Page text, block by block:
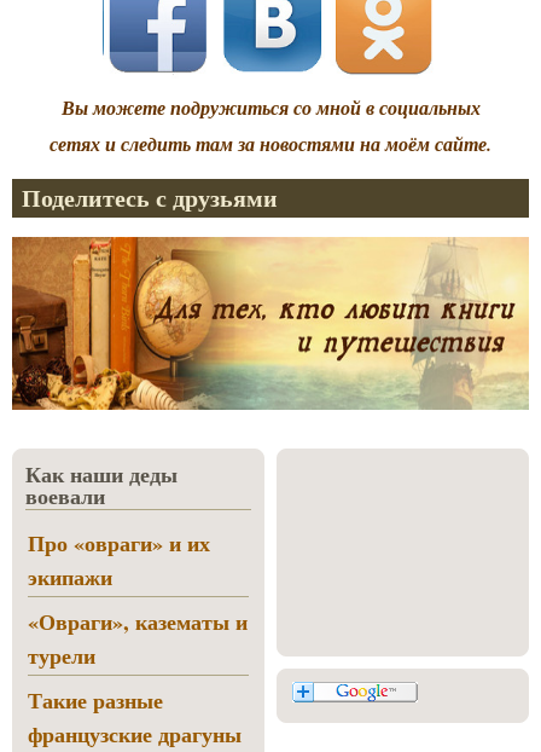
Вы можете подружиться со мной в социальных
сетях и следить там за новостями на моём сайте.
Поделитесь с друзьями
Как наши деды
воевали
Про «овраги» и их
экипажи
«Овраги», казематы и
турели
Такие разные
французские драгуны